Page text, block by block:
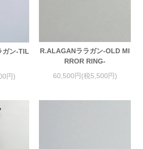
ガン-TIL
円)
R.ALAGANララガン-OLD MI
RROR RING-
60,500円(税5,500円)